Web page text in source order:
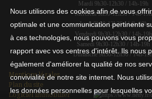
Mardi 9h30-12h30 / 14h-19h
Mercredi 9h30-12h30 / 14h-19h
Jeudi 9h30-12h30 / 14h-19h
Vendredi 9h30-12h30 / 14h-19h
Samedi 9h30-12h30 / 14h-19h
Dimanche 9h30-12h30 / 14h-
Mentions légales
Plan du site
Logiciel immobilier
Nous utilisons des cookies afin de vous
optimale et une communication pertinente
à ces technologies, nous pouvons vous
rapport avec vos centres d'intérêt. Ils nous
également d'améliorer la qualité de nos
convivialité de notre site internet. Nous
les données personnelles pour lesquelles